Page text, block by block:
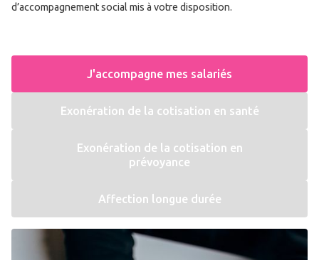
d’accompagnement social mis à votre disposition.
J'accompagne mes salariés
Exonération de la cotisation en santé
Exonération de la cotisation en
prévoyance
Affection longue durée